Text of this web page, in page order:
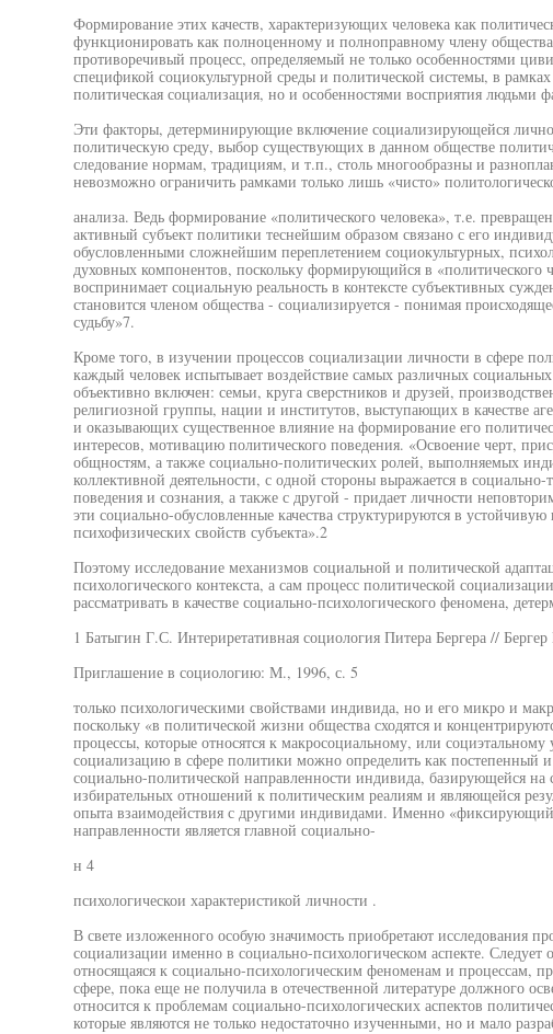
Формирование этих качеств, характеризующих человека как
функционировать как полноценному и полноправному члену
противоречивый процесс, определяемый не только особенностями
спецификой социокультурной среды и политической системы, в рамках
политическая социализация, но и особенностями восприятия людьми
Эти факторы, детерминирующие включение социализирующейся
политическую среду, выбор существующих в данном обществе
следование нормам, традициям, и т.п., столь многообразны и
невозможно ограничить рамками только лишь «чисто»
анализа. Ведь формирование «политического человека», т.е.
активный субъект политики теснейшим образом связано с его
обусловленными сложнейшим переплетением социокультурных,
духовных компонентов, поскольку формирующийся в «политического
воспринимает социальную реальность в контексте субъективных
становится членом общества - социализируется - понимая
судьбу»7.
Кроме того, в изучении процессов социализации личности в сфере
каждый человек испытывает воздействие самых различных
объективно включен: семьи, круга сверстников и друзей,
религиозной группы, нации и институтов, выступающих в качестве
и оказывающих существенное влияние на формирование его
интересов, мотивацию политического поведения. «Освоение черт,
общностям, а также социально-политических ролей, выполняемых
коллективной деятельности, с одной стороны выражается в
поведения и сознания, а также с другой - придает личности
эти социально-обусловленные качества структурируются в устойчивую
психофизических свойств субъекта».2
Поэтому исследование механизмов социальной и политической
психологического контекста, а сам процесс политической
рассматривать в качестве социально-психологического феномена,
1 Батыгин Г.С. Интериретативная социология Питера Бергера //
Приглашение в социологию: М., 1996, с. 5
только психологическими свойствами индивида, но и его микро и
поскольку «в политической жизни общества сходятся и
процессы, которые относятся к макросоциальному, или
социализацию в сфере политики можно определить как постепенный
социально-политической направленности индивида, базирующейся на
избирательных отношений к политическим реалиям и являющейся
опыта взаимодействия с другими индивидами. Именно
направленности является главной социально-
н 4
психологическои характеристикой личности .
В свете изложенного особую значимость приобретают исследования
социализации именно в социально-психологическом аспекте. Следует
относящаяся к социально-психологическим феноменам и процессам,
сфере, пока еще не получила в отечественной литературе должного
относится к проблемам социально-психологических аспектов
которые являются не только недостаточно изученными, но и мало